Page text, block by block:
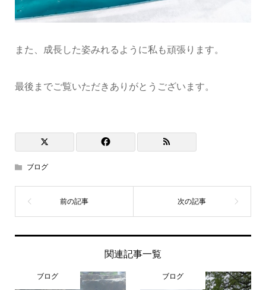
また、成長した姿みれるように私も頑張ります。
最後までご覧いただきありがとうございます。
ブログ
関連記事一覧
ブログ ブログ